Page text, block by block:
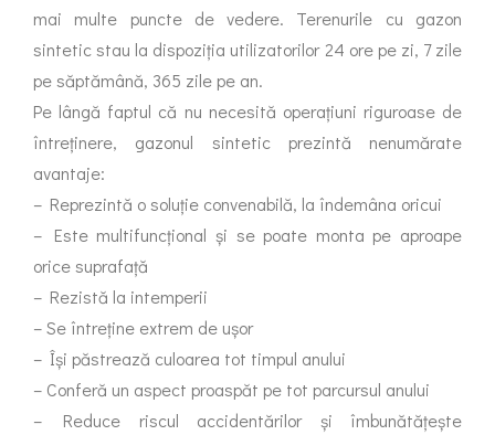
mai multe puncte de vedere. Terenurile cu gazon
sintetic stau la dispoziția utilizatorilor 24 ore pe zi, 7 zile
pe săptămână, 365 zile pe an.
Pe lângă faptul că nu necesită operațiuni riguroase de
întreținere, gazonul sintetic prezintă nenumărate
avantaje:
– Reprezintă o soluție convenabilă, la îndemâna oricui
– Este multifuncțional și se poate monta pe aproape
orice suprafață
– Rezistă la intemperii
– Se întreține extrem de ușor
– Își păstrează culoarea tot timpul anului
– Conferă un aspect proaspăt pe tot parcursul anului
– Reduce riscul accidentărilor și îmbunătățește